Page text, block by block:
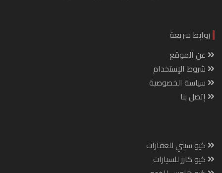
روابط سريعة
عن الموقع
شروط الإستخدام
سياسة الخصوصية
إتصل بنا
كيو سيتي للعقارات
كيو كارز للسيارات